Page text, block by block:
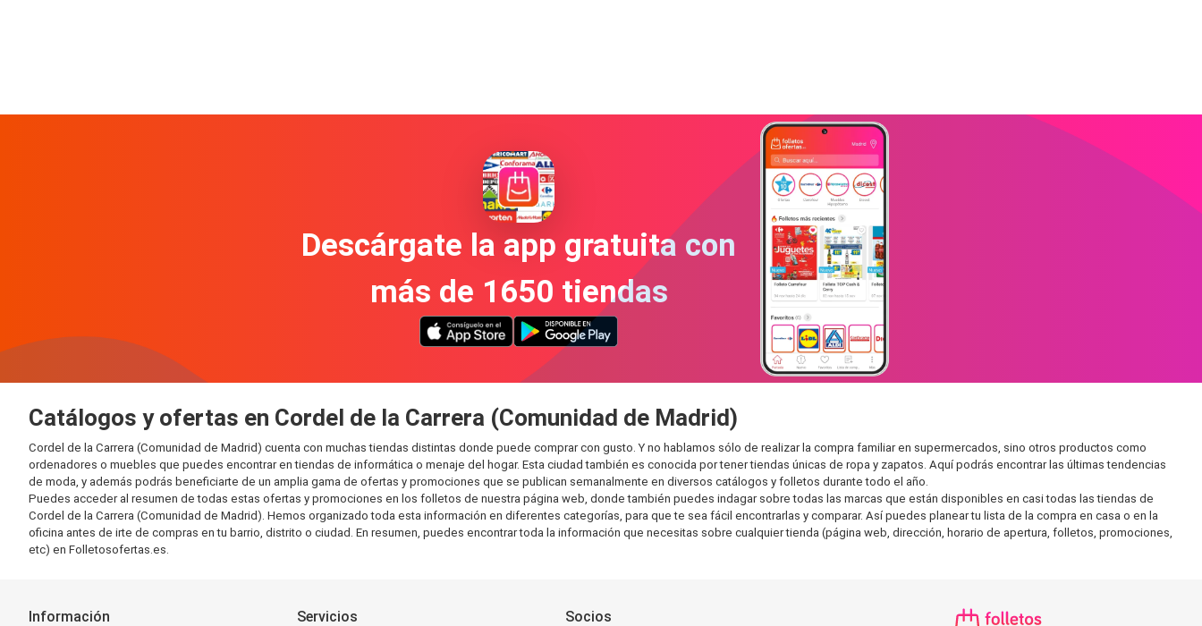
Descárgate la app gratuita con
más de 1650 tiendas
Catálogos y ofertas en Cordel de la Carrera (Comunidad de Madrid)
Cordel de la Carrera (Comunidad de Madrid) cuenta con muchas tiendas distintas donde puede comprar con gusto. Y no hablamos sólo de realizar la compra familiar en supermercados, sino otros productos como
ordenadores o muebles que puedes encontrar en tiendas de informática o menaje del hogar. Esta ciudad también es conocida por tener tiendas únicas de ropa y zapatos. Aquí podrás encontrar las últimas tendencias
de moda, y además podrás beneficiarte de un amplia gama de ofertas y promociones que se publican semanalmente en diversos catálogos y folletos durante todo el año.
Puedes acceder al resumen de todas estas ofertas y promociones en los folletos de nuestra página web, donde también puedes indagar sobre todas las marcas que están disponibles en casi todas las tiendas de
Cordel de la Carrera (Comunidad de Madrid). Hemos organizado toda esta información en diferentes categorías, para que te sea fácil encontrarlas y comparar. Así puedes planear tu lista de la compra en casa o en la
oficina antes de irte de compras en tu barrio, distrito o ciudad. En resumen, puedes encontrar toda la información que necesitas sobre cualquier tienda (página web, dirección, horario de apertura, folletos, promociones,
etc) en Folletosofertas.es.
Información Servicios Socios